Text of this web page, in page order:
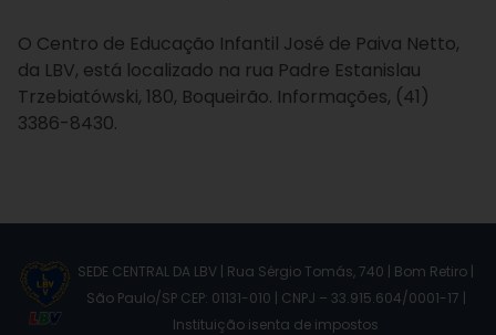
O Centro de Educação Infantil José de Paiva Netto,
da LBV, está localizado na rua Padre Estanislau
Trzebiatówski, 180, Boqueirão. Informações, (41)
3386-8430.
SEDE CENTRAL DA LBV | Rua Sérgio Tomás, 740 | Bom Retiro |
São Paulo/SP CEP: 01131-010 | CNPJ – 33.915.604/0001-17 |
Instituição isenta de impostos